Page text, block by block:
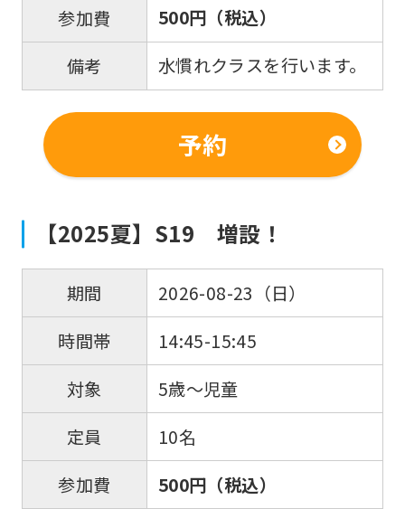
参加費
500円（税込）
備考
水慣れクラスを行います。
予約
【2025夏】S19 増設！
期間
2026-08-23（日）
時間帯
14:45-15:45
対象
5歳〜児童
定員
10名
参加費
500円（税込）
so
it
may
be
an
translation.
The
translation
may
differ
from
the
original
We